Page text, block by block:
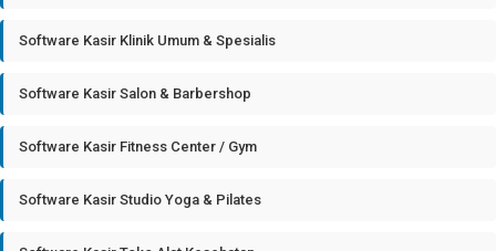
Software Kasir Klinik Umum & Spesialis
Software Kasir Salon & Barbershop
Software Kasir Fitness Center / Gym
Software Kasir Studio Yoga & Pilates